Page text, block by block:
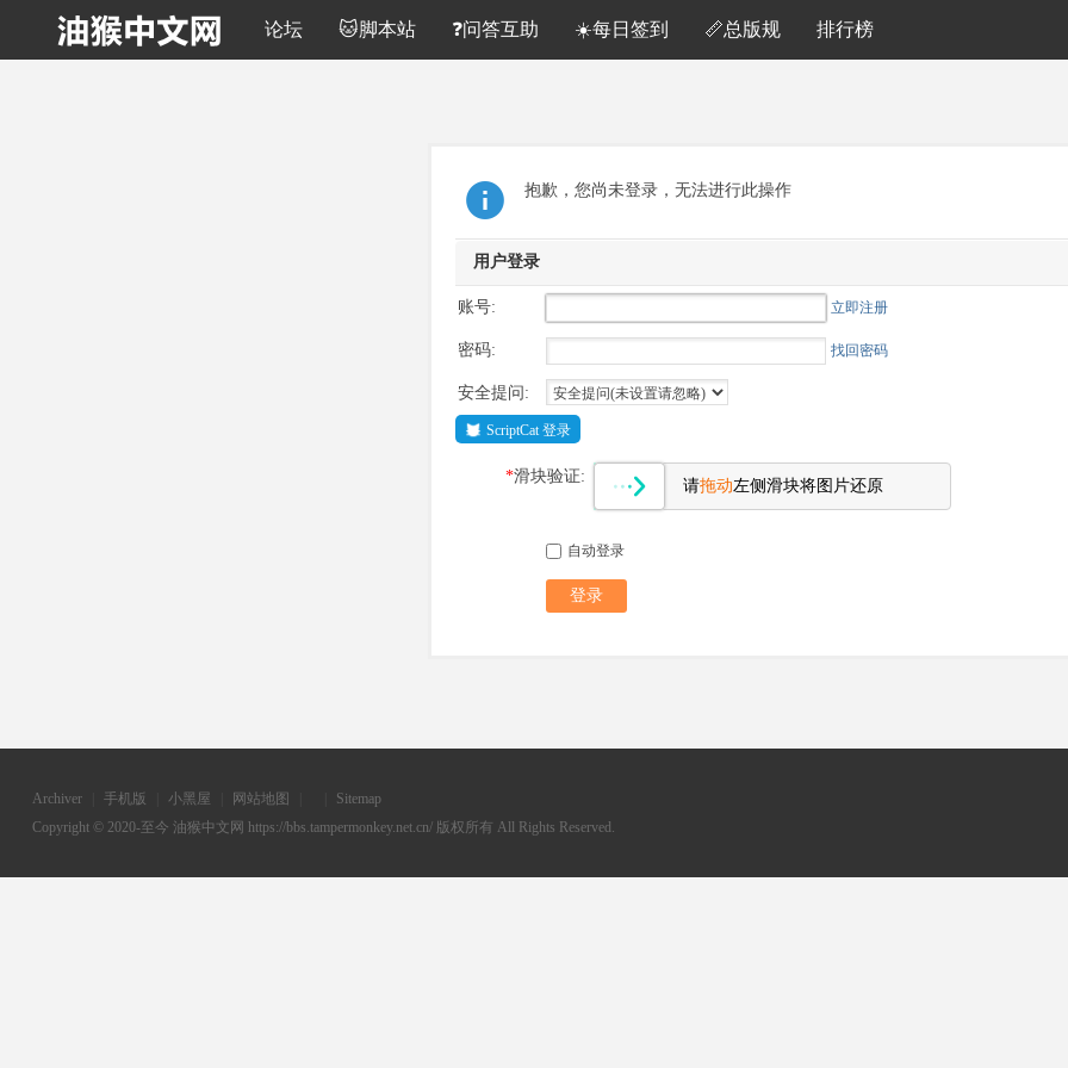
论坛 🐱脚本站 ❓问答互助 ☀️每日签到 📏总版规 排行榜
抱歉，您尚未登录，无法进行此操作
用户登录
账号: 立即注册
密码: 找回密码
安全提问:
ScriptCat 登录
*滑块验证:
请拖动左侧滑块将图片还原
自动登录
登录
Archiver 手机版 小黑屋 网站地图
Sitemap
Copyright © 2020-至今 油猴中文网 https://bbs.tampermonkey.net.cn/ 版权所有 All Rights Reserved.